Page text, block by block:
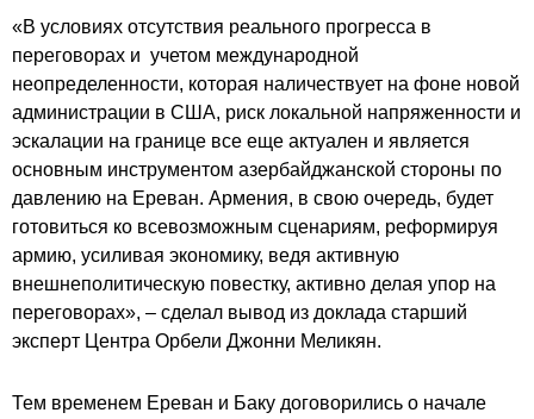
«В условиях отсутствия реального прогресса в
переговорах и учетом международной
неопределенности, которая наличествует на фоне новой
администрации в США, риск локальной напряженности и
эскалации на границе все еще актуален и является
основным инструментом азербайджанской стороны по
давлению на Ереван. Армения, в свою очередь, будет
готовиться ко всевозможным сценариям, реформируя
армию, усиливая экономику, ведя активную
внешнеполитическую повестку, активно делая упор на
переговорах», – сделал вывод из доклада старший
эксперт Центра Орбели Джонни Меликян.
Тем временем Ереван и Баку договорились о начале